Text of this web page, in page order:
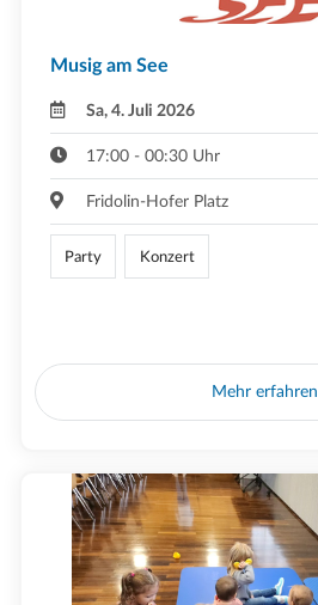
Musig am See
Sa, 4. Juli 2026
17:00 - 00:30 Uhr
Fridolin-Hofer Platz
Party Konzert
Mehr erfahren